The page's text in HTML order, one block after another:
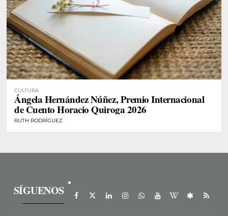
CULTURA
Ángela Hernández Núñez, Premio Internacional
de Cuento Horacio Quiroga 2026
RUTH RODRÍGUEZ
SÍGUENOS